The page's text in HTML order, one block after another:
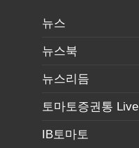
뉴스
뉴스북
뉴스리듬
토마토증권통 Live
IB토마토